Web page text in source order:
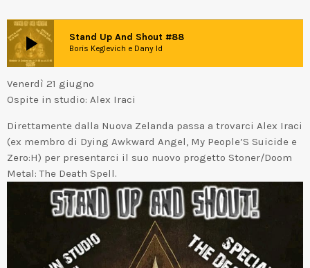
play_arrow Stand Up And Shout #88
Boris Keglevich e Dany Id
Venerdì 21 giugno
Ospite in studio: Alex Iraci
Direttamente dalla Nuova Zelanda passa a trovarci Alex Iraci
(ex membro di Dying Awkward Angel, My People’S Suicide e
Zero:H) per presentarci il suo nuovo progetto Stoner/Doom
Metal: The Death Spell.